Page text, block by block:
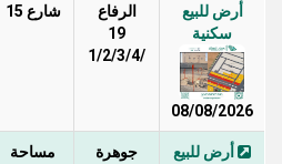
أرض للبيع
سكنية
08/08/2026
الرفاع
19
/1/2/3/4
شارع 15
أرض للبيع
جوهرة
مساحة